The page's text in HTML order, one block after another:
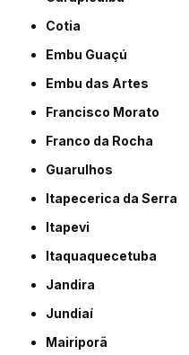
Cotia
Embu Guaçú
Embu das Artes
Francisco Morato
Franco da Rocha
Guarulhos
Itapecerica da Serra
Itapevi
Itaquaquecetuba
Jandira
Jundiaí
Mairiporã